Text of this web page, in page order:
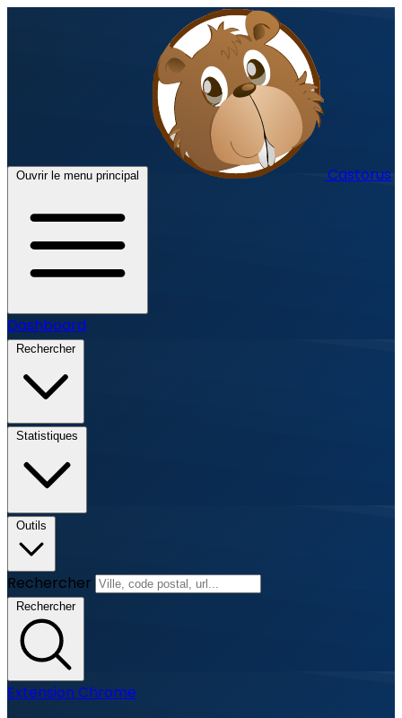
Ouvrir le menu principal Castorus
Dashboard
Rechercher
Statistiques
Outils
Rechercher
Rechercher
Extension Chrome